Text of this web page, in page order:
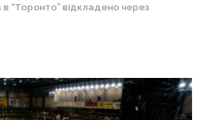
“Торонто” відкладено через